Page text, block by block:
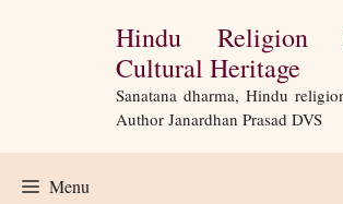
Hindu
Cultural Heritage
Sanatana dharma, Hindu
Author Janardhan Prasad DVS
Menu